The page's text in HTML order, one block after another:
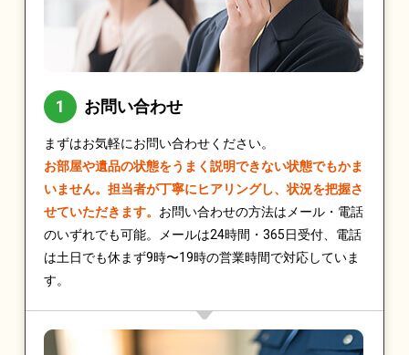
お問い合わせ
まずはお気軽にお問い合わせください。
お部屋や遺品の状態をうまく説明できない状態でもかま
いません。担当者が丁寧にヒアリングし、状況を把握さ
せていただきます。 お問い合わせの方法はメール・電話
のいずれでも可能。メールは24時間・365日受付、電話
は土日でも休まず9時〜19時の営業時間で対応していま
す。